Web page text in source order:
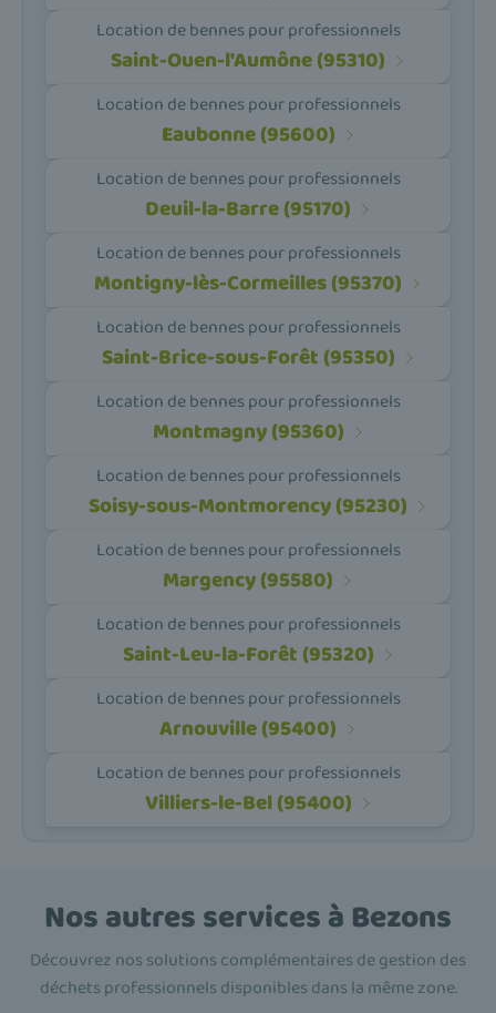
Location de bennes pour professionnels
Saint-Ouen-l'Aumône (95310)
Location de bennes pour professionnels
Eaubonne (95600)
Location de bennes pour professionnels
Deuil-la-Barre (95170)
Location de bennes pour professionnels
Montigny-lès-Cormeilles (95370)
Location de bennes pour professionnels
Saint-Brice-sous-Forêt (95350)
Location de bennes pour professionnels
Montmagny (95360)
Location de bennes pour professionnels
Soisy-sous-Montmorency (95230)
Location de bennes pour professionnels
Margency (95580)
Location de bennes pour professionnels
Saint-Leu-la-Forêt (95320)
Location de bennes pour professionnels
Arnouville (95400)
Location de bennes pour professionnels
Villiers-le-Bel (95400)
Nos autres services à Bezons
Découvrez nos solutions complémentaires de gestion des
déchets professionnels disponibles dans la même zone.